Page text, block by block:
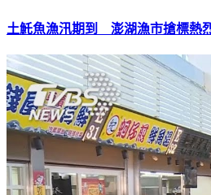
土魠魚漁汛期到 澎湖漁市搶標熱